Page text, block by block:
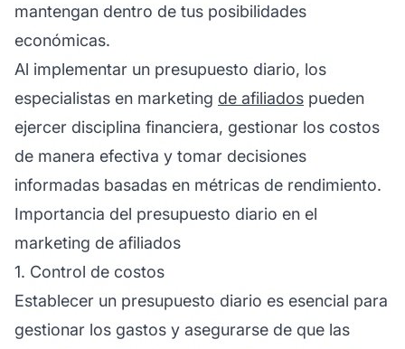
mantengan dentro de tus posibilidades
económicas.
Al implementar un presupuesto diario, los
especialistas en marketing de afiliados pueden
ejercer disciplina financiera, gestionar los costos
de manera efectiva y tomar decisiones
informadas basadas en métricas de rendimiento.
Importancia del presupuesto diario en el
marketing de afiliados
1. Control de costos
Establecer un presupuesto diario es esencial para
gestionar los gastos y asegurarse de que las